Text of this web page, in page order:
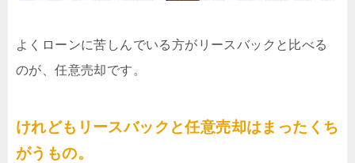
よくローンに苦しんでいる方がリースバックと比べる
のが、任意売却です。
けれどもリースバックと任意売却はまったくち
がうもの。